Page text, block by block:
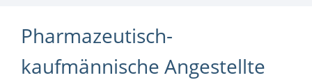
Pharmazeutisch-
kaufmännische Angestellte